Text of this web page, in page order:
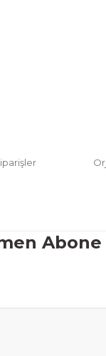
Abone